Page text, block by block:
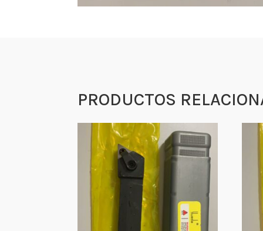
PRODUCTOS